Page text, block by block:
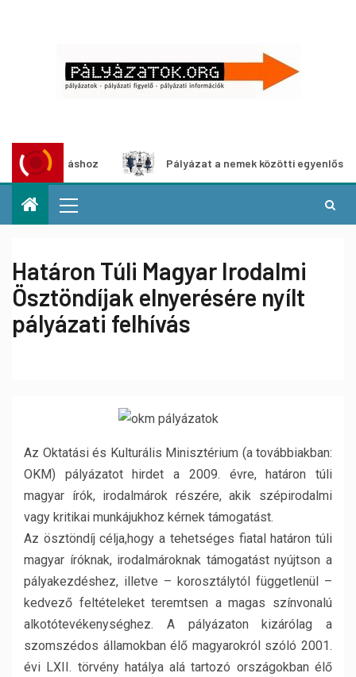
Pályázat a nemek közötti egyenlőség európai
Határon Túli Magyar Irodalmi
Ösztöndíjak elnyerésére nyílt
pályázati felhívás
Az Oktatási és Kulturális Minisztérium (a továbbiakban:
OKM) pályázatot hirdet a 2009. évre, határon túli
magyar írók, irodalmárok részére, akik szépirodalmi
vagy kritikai munkájukhoz kérnek támogatást.
Az ösztöndíj célja,hogy a tehetséges fiatal határon túli
magyar íróknak, irodalmároknak támogatást nyújtson a
pályakezdéshez, illetve – korosztálytól függetlenül –
kedvező feltételeket teremtsen a magas színvonalú
alkotótevékenységhez. A pályázaton kizárólag a
szomszédos államokban élő magyarokról szóló 2001.
évi LXII. törvény hatálya alá tartozó országokban élő